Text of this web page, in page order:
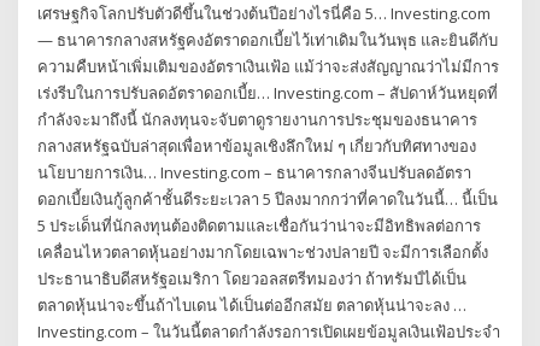
เศรษฐกิจโลกปรับตัวดีขึ้นในช่วงต้นปีอย่างไรนี่คือ 5… Investing.com
— ธนาคารกลางสหรัฐคงอัตราดอกเบี้ยไว้เท่าเดิมในวันพุธ และยินดีกับ
ความคืบหน้าเพิ่มเติมของอัตราเงินเฟ้อ แม้ว่าจะส่งสัญญาณว่าไม่มีการ
เร่งรีบในการปรับลดอัตราดอกเบี้ย… Investing.com – สัปดาห์วันหยุดที่
กำลังจะมาถึงนี้ นักลงทุนจะจับตาดูรายงานการประชุมของธนาคาร
กลางสหรัฐฉบับล่าสุดเพื่อหาข้อมูลเชิงลึกใหม่ ๆ เกี่ยวกับทิศทางของ
นโยบายการเงิน… Investing.com – ธนาคารกลางจีนปรับลดอัตรา
ดอกเบี้ยเงินกู้ลูกค้าชั้นดีระยะเวลา 5 ปีลงมากกว่าที่คาดในวันนี้… นี้เป็น
5 ประเด็นที่นักลงทุนต้องติดตามและเชื่อกันว่าน่าจะมีอิทธิพลต่อการ
เคลื่อนไหวตลาดหุ้นอย่างมากโดยเฉพาะช่วงปลายปี จะมีการเลือกตั้ง
ประธานาธิบดีสหรัฐอเมริกา โดยวอลสตรีทมองว่า ถ้าทรัมป์ได้เป็น
ตลาดหุ้นน่าจะขึ้นถ้าไบเดน ได้เป็นต่ออีกสมัย ตลาดหุ้นน่าจะลง …
Investing.com – ในวันนี้ตลาดกำลังรอการเปิดเผยข้อมูลเงินเฟ้อประจำ